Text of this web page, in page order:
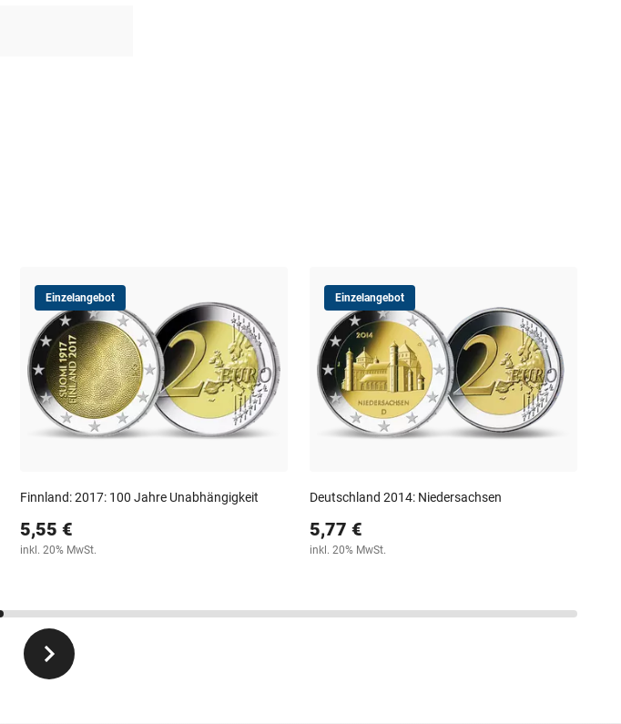
Einzelangebot
Finnland: 2017: 100 Jahre Unabhängigkeit
5,55 €
inkl. 20% MwSt.
Einzelangebot
Deutschland 2014: Niedersachsen
5,77 €
inkl. 20% MwSt.